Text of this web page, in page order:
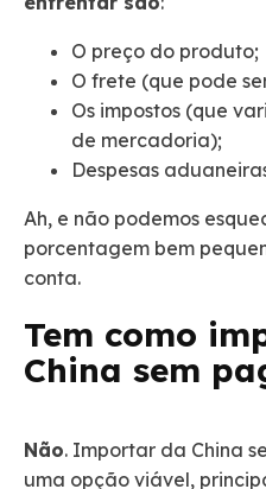
O preço do produto;
O frete (que pode
Os impostos (que
de mercadoria);
Despesas
Ah, e não podemos
porcentagem bem
conta.
Tem como
China sem
Não. Importar da China
uma opção viável,